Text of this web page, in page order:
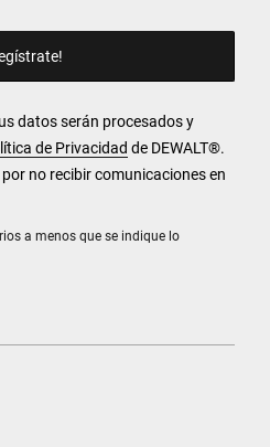
a menos que se indique lo
datos serán procesados y
de Privacidad de DEWALT®.
no recibir comunicaciones en